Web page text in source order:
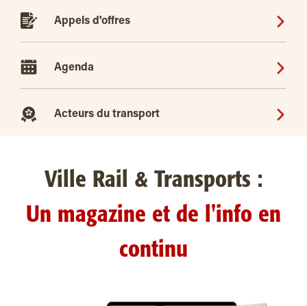
Appels d'offres
Agenda
Acteurs du transport
Ville Rail & Transports :
Un magazine et de l'info en
continu